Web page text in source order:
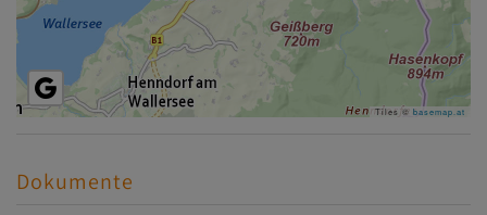
Tiles © basemap.at
Dokumente